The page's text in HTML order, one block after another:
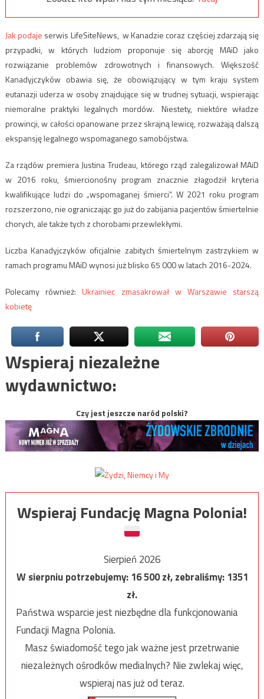
Jak podaje serwis LifeSiteNews, w Kanadzie coraz częściej zdarzają się
przypadki, w których ludziom proponuje się aborcję MAiD jako
rozwiązanie problemów zdrowotnych i finansowych. Większość
Kanadyjczyków obawia się, że obowiązujący w tym kraju system
eutanazji uderza w osoby znajdujące się w trudnej sytuacji, wspierając
niemoralne praktyki legalnych mordów. Niestety, niektóre władze
prowincji, w całości opanowane przez skrajną lewicę, rozważają dalszą
ekspansję legalnego wspomaganego samobójstwa.
Za rządów premiera Justina Trudeau, którego rząd zalegalizował MAiD
w 2016 roku, śmiercionośny program znacznie złagodził kryteria
kwalifikujące ludzi do „wspomaganej śmierci”. W 2021 roku program
rozszerzono, nie ograniczając go już do zabijania pacjentów śmiertelnie
chorych, ale także tych z chorobami przewlekłymi.
Liczba Kanadyjczyków oficjalnie zabitych śmiertelnym zastrzykiem w
ramach programu MAiD wynosi już blisko 65 000 w latach 2016-2024.
Polecamy również:Ukrainiec zmasakrował w Warszawie starszą
kobietę
Wspieraj niezależne
wydawnictwo:
Czy jest jeszcze naród polski?
Wspieraj Fundację Magna Polonia!
Sierpień 2026
W sierpniu potrzebujemy:16 500zł, zebraliśmy:1351
zł.
Państwa wsparcie jest niezbędne dla funkcjonowania
Fundacji Magna Polonia.
Masz świadomość tego jak ważne jest przetrwanie
niezależnych ośrodków medialnych? Nie zwlekaj więc,
wspieraj nas już od teraz.